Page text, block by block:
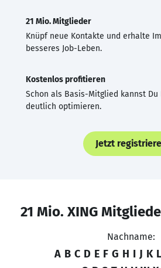
21 Mio. Mitglieder
Knüpf neue Kontakte und erhalte
besseres Job-Leben.
Kostenlos profitieren
Schon als Basis-Mitglied kannst Du
deutlich optimieren.
Jetzt
21 Mio. XING
Nachname:
A B C D E F G H I J K L